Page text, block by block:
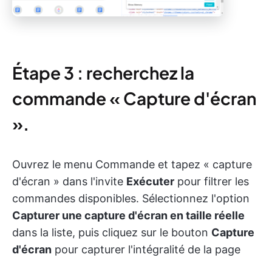
Étape 3 : recherchez la
commande « Capture d'écran
».
Ouvrez le menu Commande et tapez « capture
d'écran » dans l'invite Exécuter pour filtrer les
commandes disponibles. Sélectionnez l'option
Capturer une capture d'écran en taille réelle
dans la liste, puis cliquez sur le bouton Capture
d'écran pour capturer l'intégralité de la page